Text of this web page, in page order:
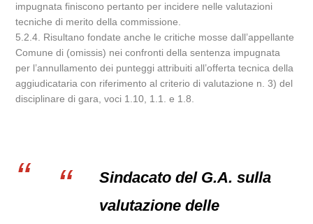
impugnata finiscono pertanto per incidere nelle valutazioni
tecniche di merito della commissione.
5.2.4. Risultano fondate anche le critiche mosse dall’appellante
Comune di (omissis) nei confronti della sentenza impugnata
per l’annullamento dei punteggi attribuiti all’offerta tecnica della
aggiudicataria con riferimento al criterio di valutazione n. 3) del
disciplinare di gara, voci 1.10, 1.1. e 1.8.
Sindacato del G.A. sulla
valutazione delle